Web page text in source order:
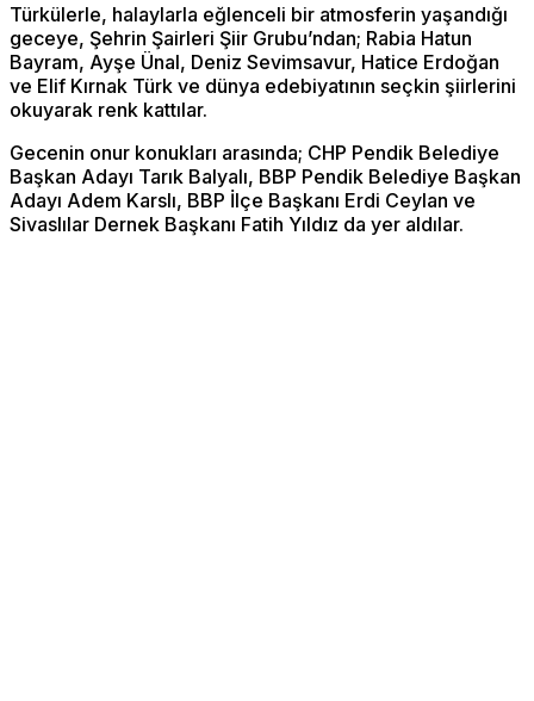
Türkülerle, halaylarla eğlenceli bir atmosferin yaşandığı
geceye, Şehrin Şairleri Şiir Grubu’ndan; Rabia Hatun
Bayram, Ayşe Ünal, Deniz Sevimsavur, Hatice Erdoğan
ve Elif Kırnak Türk ve dünya edebiyatının seçkin şiirlerini
okuyarak renk kattılar.
Gecenin onur konukları arasında; CHP Pendik Belediye
Başkan Adayı Tarık Balyalı, BBP Pendik Belediye Başkan
Adayı Adem Karslı, BBP İlçe Başkanı Erdi Ceylan ve
Sivaslılar Dernek Başkanı Fatih Yıldız da yer aldılar.